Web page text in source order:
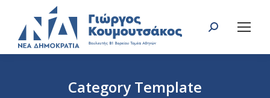
Search:
Category Template